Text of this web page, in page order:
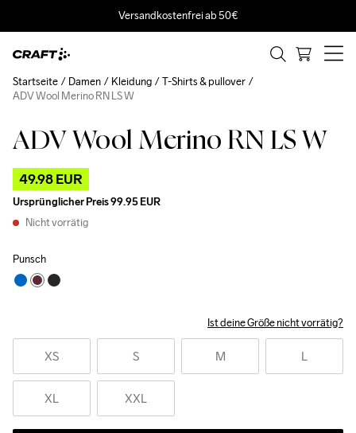
Versandkostenfrei ab 50€
ADV Wool Merino RN LS W
49.98 EUR
Ursprünglicher Preis99.95 EUR
Nicht vorrätig
Punsch
Ist deine Größe nicht vorrätig?
XS S M L
XL XXL
Startseite Damen Kleidung
T-Shirts & pullover
ADV Wool Merino RN LS W
Outlet